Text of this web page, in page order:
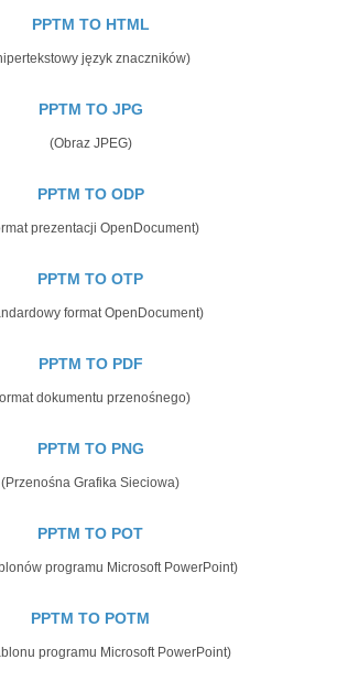
PPTM TO HTML
język znaczników)
PPTM TO JPG
(Obraz JPEG)
PPTM TO ODP
prezentacji OpenDocument)
PPTM TO OTP
format OpenDocument)
PPTM TO PDF
dokumentu przenośnego)
PPTM TO PNG
(Przenośna Grafika Sieciowa)
PPTM TO POT
programu Microsoft PowerPoint)
PPTM TO POTM
programu Microsoft PowerPoint)